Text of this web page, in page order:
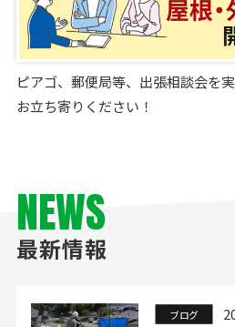
ピアゴ、郵便局等、出張相談会を
お立ち寄りください！
NEWS
最新情報
ブログ